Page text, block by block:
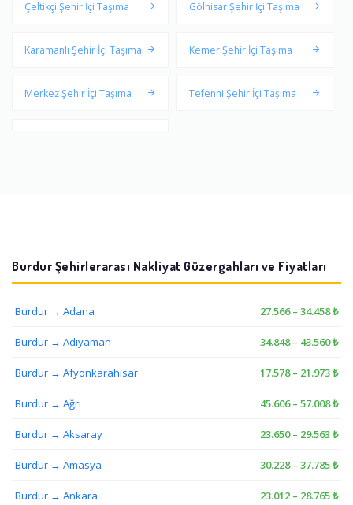
Çeltikçi Şehir İçi Taşıma Gölhisar Şehir İçi Taşıma
Karamanlı Şehir İçi Taşıma Kemer Şehir İçi Taşıma
Merkez Şehir İçi Taşıma Tefenni Şehir İçi Taşıma
Burdur Şehirlerarası Nakliyat Güzergahları ve Fiyatları
Burdur → Adana 27.566 – 34.458 ₺
Burdur → Adıyaman 34.848 – 43.560 ₺
Burdur → Afyonkarahisar 17.578 – 21.973 ₺
Burdur → Ağrı 45.606 – 57.008 ₺
Burdur → Aksaray 23.650 – 29.563 ₺
Burdur → Amasya 30.228 – 37.785 ₺
Burdur → Ankara 23.012 – 28.765 ₺